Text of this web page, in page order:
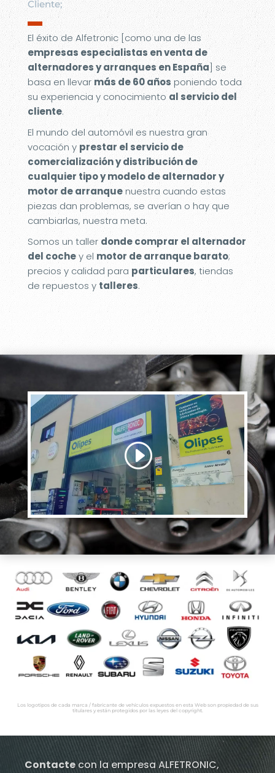
Cliente;
▬
El éxito de Alfetronic [como una de las
empresas especialistas en venta de
alternadores y arranques en España] se
basa en llevarmás de 60 añosponiendo toda
su experiencia y conocimiento al servicio del
cliente.
El mundo del automóvil es nuestra gran
vocación yprestar el servicio de
comercialización y distribución de
cualquier tipo y modelo de alternador y
motor de arranquenuestra cuando estas
piezas dan problemas, se averían o hay que
cambiarlas, nuestra meta.
Somos un taller donde comprar el alternador
del cochey el motor de arranque barato;
precios y calidad para particulares, tiendas
de repuestos y talleres.
Los logotipos de cada marca / fabricante de vehículos expuestos en esta Web son propiedad de sus
titulares y están protegidos por las leyes del copyright.
Contacte con la empresa ALFETRONIC,